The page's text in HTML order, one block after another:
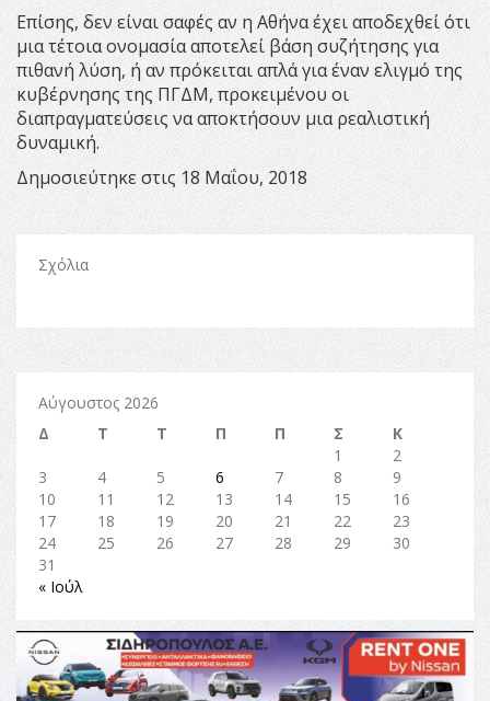
Επίσης, δεν είναι σαφές αν η Αθήνα έχει αποδεχθεί ότι
μια τέτοια ονομασία αποτελεί βάση συζήτησης για
πιθανή λύση, ή αν πρόκειται απλά για έναν ελιγμό της
κυβέρνησης της ΠΓΔΜ, προκειμένου οι
διαπραγματεύσεις να αποκτήσουν μια ρεαλιστική
δυναμική.
Δημοσιεύτηκε στις 18 Μαΐου, 2018
Σχόλια
Αύγουστος 2026
Δ
Τ Τ Π Π Σ
Κ
1
2
3
4 5 6 7 8
9
10
11 12 13 14 15
16
17
18 19 20 21 22
23
24
25 26 27 28 29
30
31
« Ιούλ